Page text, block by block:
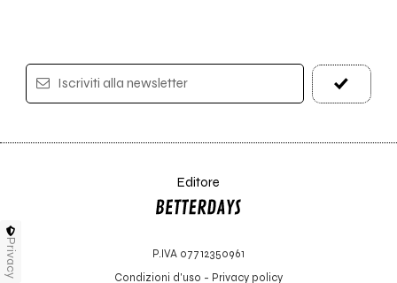
Iscriviti alla newsletter
Editore
P.IVA 07712350961
Condizioni d'uso - Privacy policy
Privacy